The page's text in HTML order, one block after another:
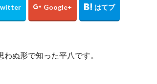
ぬ形で知った平八です。